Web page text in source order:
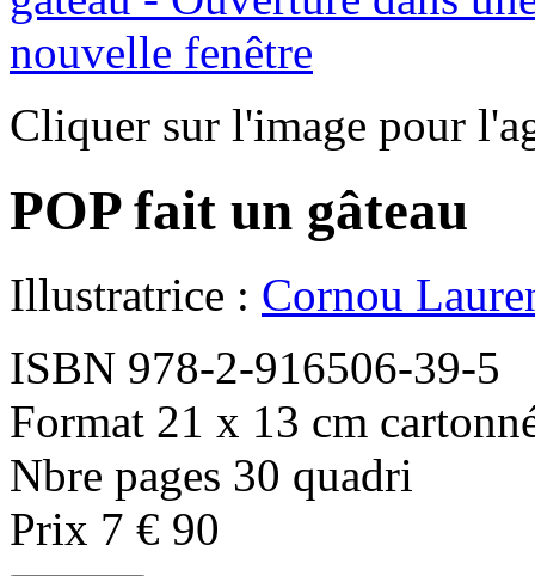
Cliquer sur l'image pour
POP fait un gâteau
Illustratrice : Cornou
ISBN 978-2-916506-39-5
Format 21 x 13 cm
Nbre pages 30 quadri
Prix 7 € 90